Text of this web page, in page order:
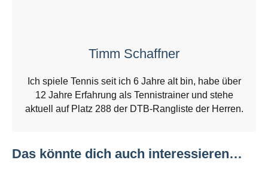
Timm Schaffner
Ich spiele Tennis seit ich 6 Jahre alt bin, habe über
12 Jahre Erfahrung als Tennistrainer und stehe
aktuell auf Platz 288 der DTB-Rangliste der Herren.
Das könnte dich auch interessieren…